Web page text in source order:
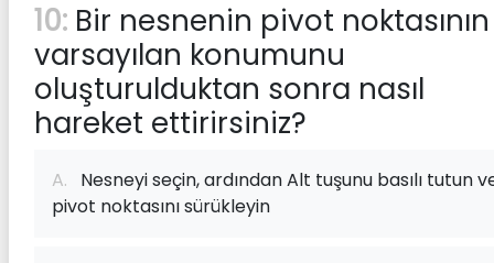
10: Bir nesnenin pivot noktasının
varsayılan konumunu
oluşturulduktan sonra nasıl
hareket ettirirsiniz?
A. Nesneyi seçin, ardından Alt tuşunu basılı tutun
pivot noktasını sürükleyin